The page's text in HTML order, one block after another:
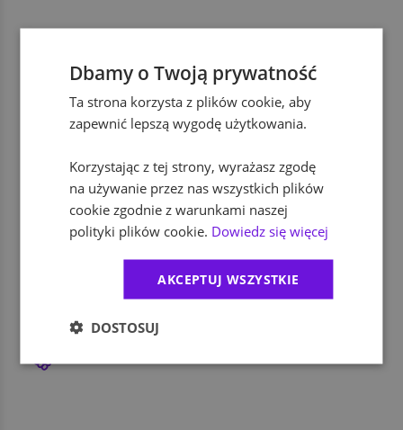
ubezpieczenie na życie
zniżki na firmowe produkty i usługi
dodatkowe świadczenia socjalne
Dbamy o Twoją prywatność
Ta strona korzysta z plików cookie, aby
zapewnić lepszą wygodę użytkowania.
Korzystając z tej strony, wyrażasz zgodę
na używanie przez nas wszystkich plików
cookie zgodnie z warunkami naszej
polityki plików cookie. Dowiedz się więcej
AKCEPTUJ WSZYSTKIE
DOSTOSUJ